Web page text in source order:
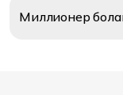
Миллионер